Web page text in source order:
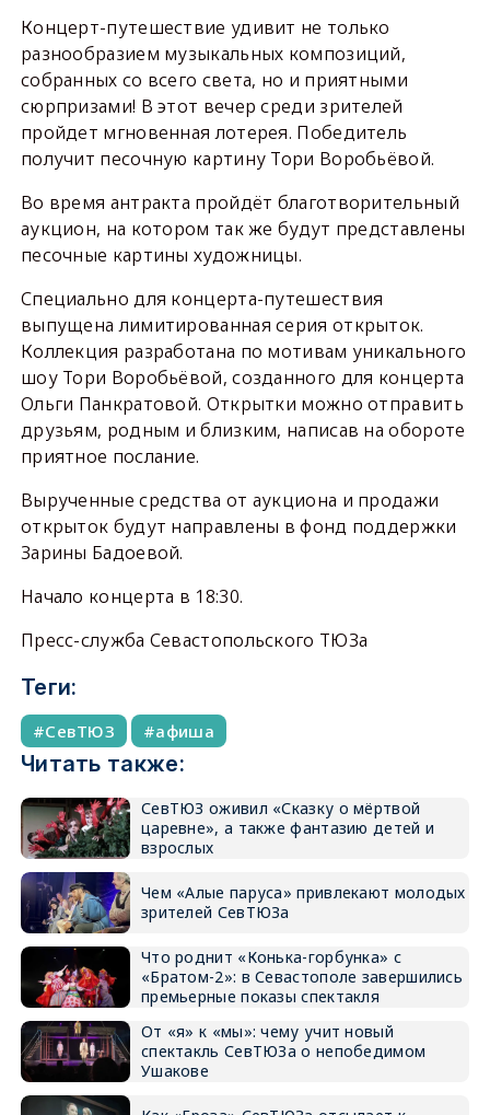
Концерт-путешествие удивит не только
разнообразием музыкальных композиций,
собранных со всего света, но и приятными
сюрпризами! В этот вечер среди зрителей
пройдет мгновенная лотерея. Победитель
получит песочную картину Тори Воробьёвой.
Во время антракта пройдёт благотворительный
аукцион, на котором так же будут представлены
песочные картины художницы.
Специально для концерта-путешествия
выпущена лимитированная серия открыток.
Коллекция разработана по мотивам уникального
шоу Тори Воробьёвой, созданного для концерта
Ольги Панкратовой. Открытки можно отправить
друзьям, родным и близким, написав на обороте
приятное послание.
Вырученные средства от аукциона и продажи
открыток будут направлены в фонд поддержки
Зарины Бадоевой.
Начало концерта в 18:30.
Пресс-служба Севастопольского ТЮЗа
Теги:
СевТЮЗ афиша
Читать также:
СевТЮЗ оживил «Сказку о мёртвой
царевне», а также фантазию детей и
взрослых
Чем «Алые паруса» привлекают молодых
зрителей СевТЮЗа
Что роднит «Конька-горбунка» с
«Братом-2»: в Севастополе завершились
премьерные показы спектакля
От «я» к «мы»: чему учит новый
спектакль СевТЮЗа о непобедимом
Ушакове